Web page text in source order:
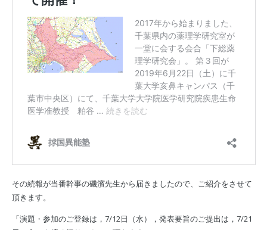
その続報が当番幹事の磯濱先生から届きましたので、ご紹介をさせて
頂きます。
「演題・参加のご登録は，7/12日（水），発表要旨のご提出は，7/21